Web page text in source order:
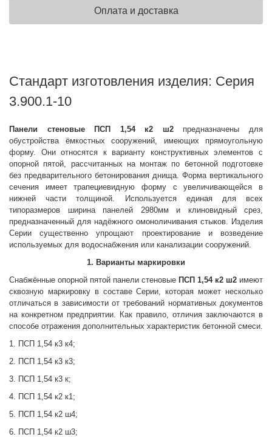
Оплата и доставка
Стандарт изготовления изделия: Серия
3.900.1-10
Панели стеновые ПСП 1,54 к2 ш2предназначены для
обустройства ёмкостных сооружений, имеющих прямоугольную
форму. Они относятся к варианту конструктивных элементов с
опорной пятой, рассчитанных на монтаж по бетонной подготовке
без предварительного бетонирования днища. Форма вертикального
сечения имеет трапециевидную форму с увеличивающейся в
нижней части толщиной. Используется единая для всех
типоразмеров ширина панелей 2980мм и клиновидный срез,
предназначенный для надёжного омоноличивания стыков. Изделия
Серии существенно упрощают проектирование и возведение
используемых для водоснабжения или канализации сооружений.
1. Варианты маркировки
Снабжённые опорной пятой панели стеновые ПСП 1,54 к2 ш2 имеют
сквозную маркировку в составе Серии, которая может несколько
отличаться в зависимости от требований нормативных документов
на конкретном предприятии. Как правило, отличия заключаются в
способе отражения дополнительных характеристик бетонной смеси.
1. ПСП 1,54 к3 к4;
2. ПСП 1,54 к3 к3;
3. ПСП 1,54 к3 к;
4. ПСП 1,54 к2 к1;
5. ПСП 1,54 к2 ш4;
6. ПСП 1,54 к2 ш3;